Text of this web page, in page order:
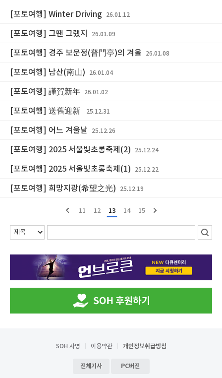
[포토여행] Winter Driving 26.01.12
[포토여행] 그땐 그랬지 26.01.09
[포토여행] 경주 보문정(普門亭)의 겨울 26.01.08
[포토여행] 남산(南山) 26.01.04
[포토여행] 謹賀新年 26.01.02
[포토여행] 送舊迎新 25.12.31
[포토여행] 어느 겨울날 25.12.26
[포토여행] 2025 서울빛초롱축제(2) 25.12.24
[포토여행] 2025 서울빛초롱축제(1) 25.12.22
[포토여행] 희망지광(希望之光) 25.12.19
11 12 13 14 15
SOH 사명 이용약관 개인정보취급방침
전체기사 PC버전